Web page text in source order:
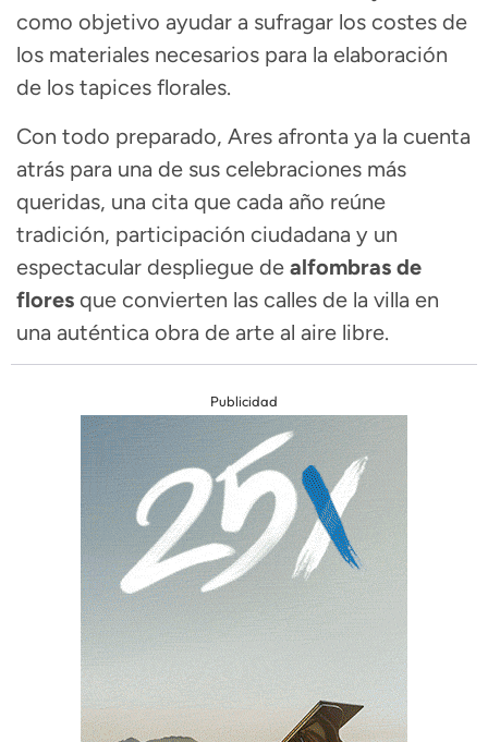
como objetivo ayudar a sufragar los costes de
los materiales necesarios para la elaboración
de los tapices florales.
Con todo preparado, Ares afronta ya la cuenta
atrás para una de sus celebraciones más
queridas, una cita que cada año reúne
tradición, participación ciudadana y un
espectacular despliegue de alfombras de
flores que convierten las calles de la villa en
una auténtica obra de arte al aire libre.
Publicidad